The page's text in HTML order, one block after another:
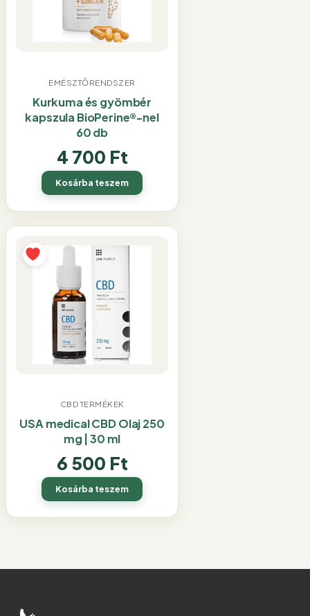
EMÉSZTŐRENDSZER
Kurkuma és gyömbér
kapszula BioPerine®-nel
60 db
4 700 Ft
Kosárba teszem
CBD TERMÉKEK
USA medical CBD Olaj 250
mg | 30 ml
6 500 Ft
Kosárba teszem